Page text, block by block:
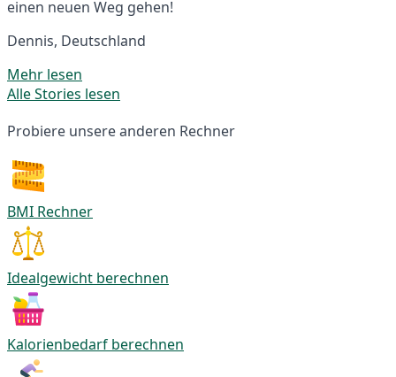
einen neuen Weg gehen!
Dennis, Deutschland
Mehr lesen
Alle Stories lesen
Probiere unsere anderen Rechner
BMI Rechner
Idealgewicht berechnen
Kalorienbedarf berechnen